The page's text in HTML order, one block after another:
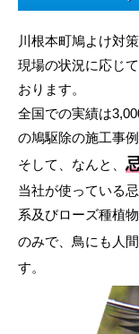
川根本町鳩よけ対
現場の状況に応じ
おります。
全国での実績は
の鳩駆除の施工事例
そして、なんと、
当社が使っている
系及びローズ種植
のみで、鳥にも人
す。